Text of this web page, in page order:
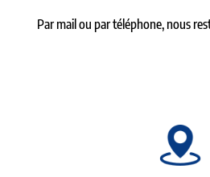
Par mail ou par téléphone, nous